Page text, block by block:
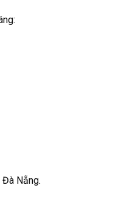
Nẵng.